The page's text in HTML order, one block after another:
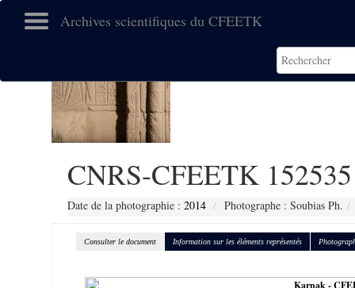
Archives scientifiques du CFEETK
CNRS-CFEETK 152535
Date de la photographie : 2014 Photographe : Soubias Ph.
Consulter le document Information sur les éléments représentés